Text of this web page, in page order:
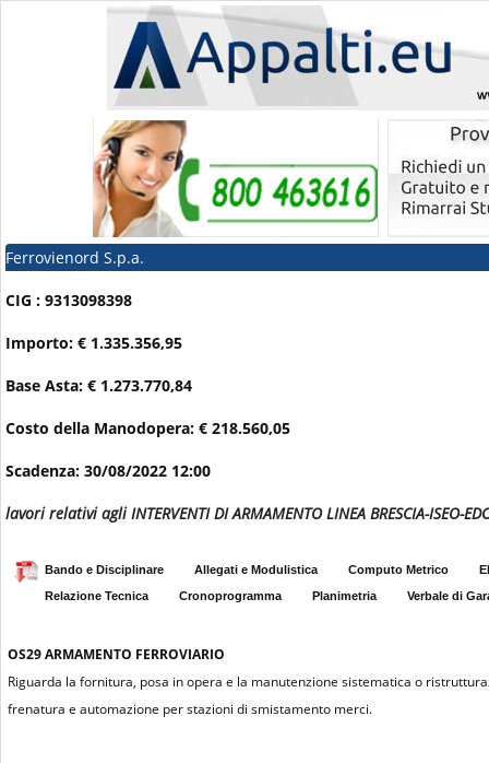
Ferrovienord S.p.a.
CIG : 9313098398
Importo: € 1.335.356,95
Base Asta: € 1.273.770,84
Costo della Manodopera: € 218.560,05
Scadenza: 30/08/2022 12:00
lavori relativi agli INTERVENTI DI ARMAMENTO LINEA BRESCIA-ISEO-
Bando e Disciplinare Allegati e Modulistica Computo Metrico
Relazione Tecnica
Cronoprogramma Planimetria Verbale di
OS29ARMAMENTO FERROVIARIO
Riguarda la fornitura, posa in opera e la manutenzione sistematica o
frenatura e automazione per stazioni di smistamento merci.